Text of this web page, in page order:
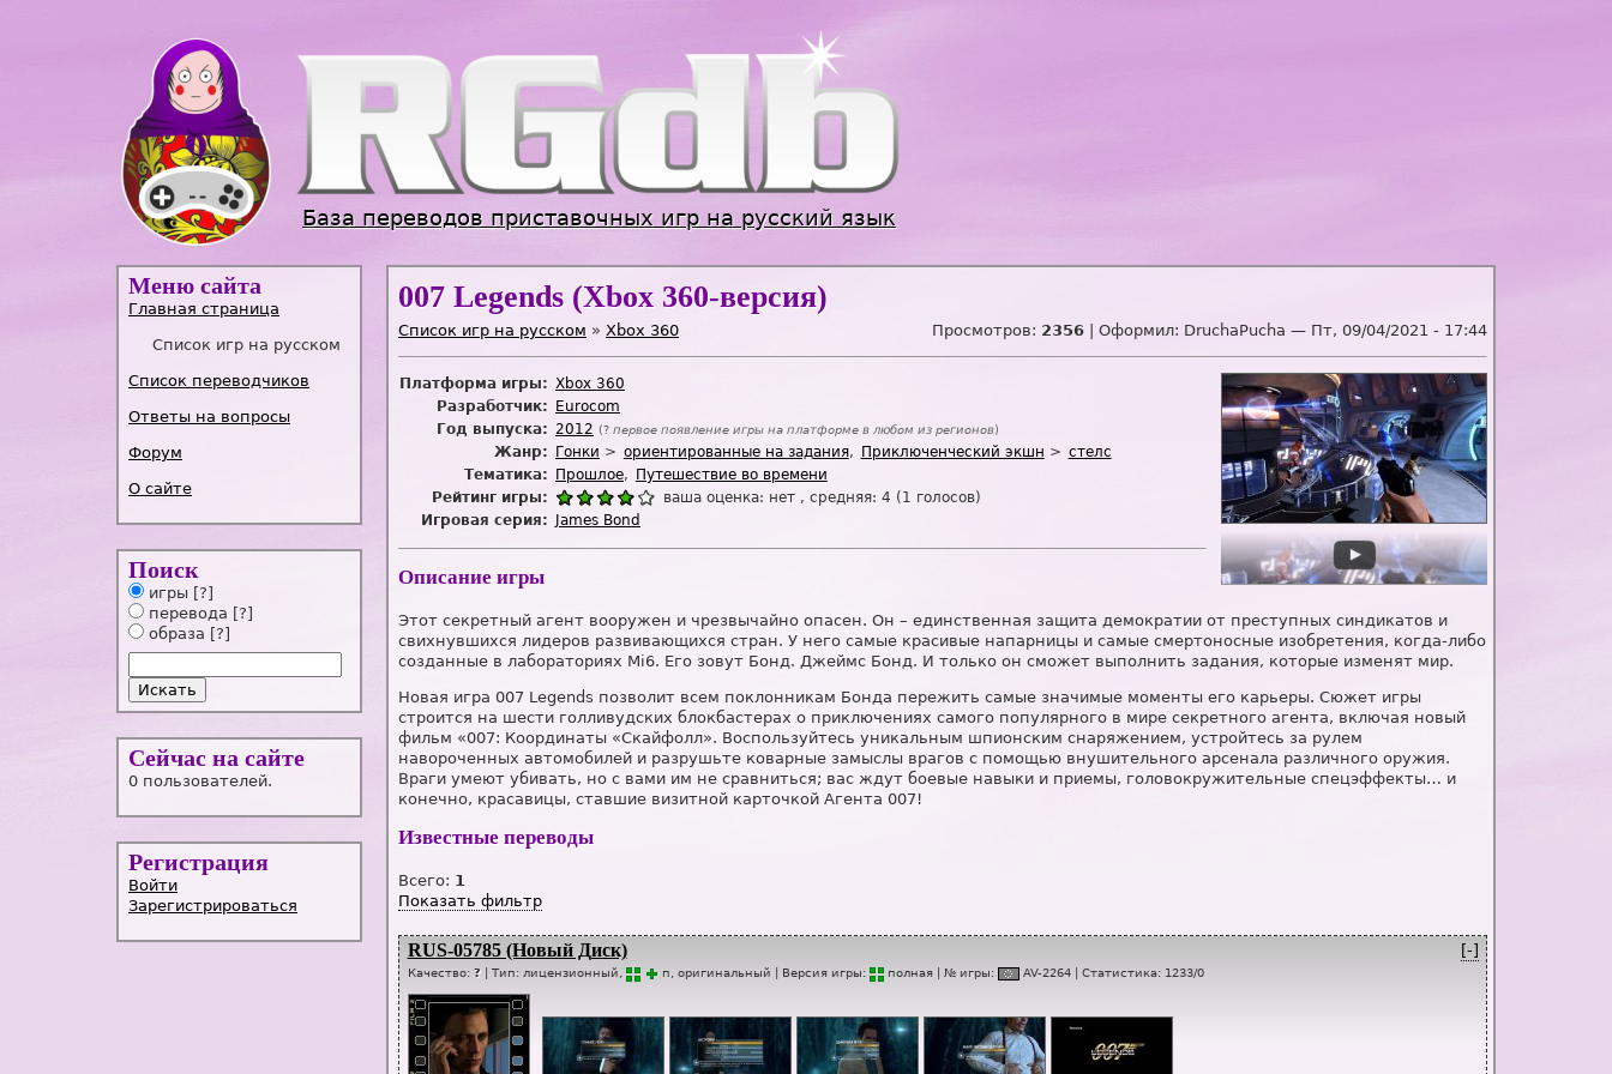
База переводов приставочных игр на русский язык
Меню сайта
Главная страница
Список игр на русском
Список переводчиков
Ответы на вопросы
Форум
О сайте
Поиск
игры [?]
перевода [?]
образа [?]
Сейчас на сайте
0 пользователей.
Регистрация
Войти
Зарегистрироваться
007 Legends (Xbox 360-версия)
Список игр на русском » Xbox 360 Просмотров: 2356 | Оформил: DruchaPucha — Пт, 09/04/2021 - 17:44
Платформа игры: Xbox 360
Разработчик:
Eurocom
Год выпуска: 2012 (? первое появление игры на платформе в любом из регионов)
Жанр: Гонки ориентированные на задания Приключенческий экшн
стелс
Тематика:
Прошлое
Путешествие во времени
Рейтинг игры:
ваша оценка: нет , средняя: 4 ( 1 голосов)
Игровая серия:
James Bond
Описание игры
Этот секретный агент вооружен и чрезвычайно опасен. Он – единственная защита демократии от преступных синдикатов и
свихнувшихся лидеров развивающихся стран. У него самые красивые напарницы и самые смертоносные изобретения, когда-либо
созданные в лабораториях Mi6. Его зовут Бонд. Джеймс Бонд. И только он сможет выполнить задания, которые изменят мир.
Новая игра 007 Legends позволит всем поклонникам Бонда пережить самые значимые моменты его карьеры. Сюжет игры
строится на шести голливудских блокбастерах о приключениях самого популярного в мире секретного агента, включая новый
фильм «007: Координаты «Скайфолл». Воспользуйтесь уникальным шпионским снаряжением, устройтесь за рулем
навороченных автомобилей и разрушьте коварные замыслы врагов с помощью внушительного арсенала различного оружия.
Враги умеют убивать, но с вами им не сравниться; вас ждут боевые навыки и приемы, головокружительные спецэффекты… и
конечно, красавицы, ставшие визитной карточкой Агента 007!
Известные переводы
Всего: 1
Показать фильтр
[-]
RUS-05785 (Новый Диск)
Качество: ? | Тип: лицензионный, п , оригинальный | Версия игры: полная | № игры: AV-2264 Статистика: 1233/0